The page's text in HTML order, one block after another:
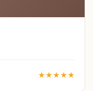
★★★★★